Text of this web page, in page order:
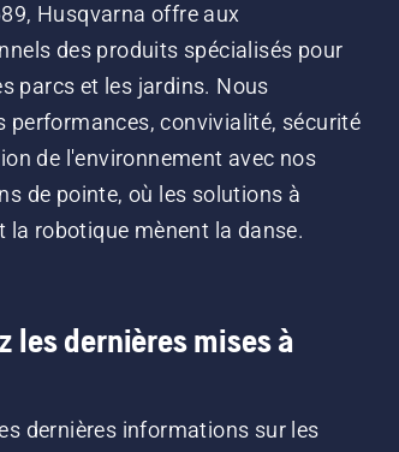
Husqvarna offre aux
des produits spécialisés pour
parcs et les jardins. Nous
performances, convivialité, sécurité
de l'environnement avec nos
de pointe, où les solutions à
la robotique mènent la danse.
les dernières mises à
dernières informations sur les